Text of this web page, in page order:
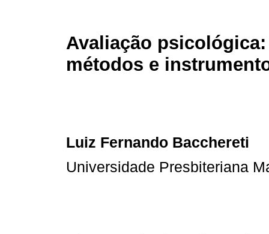
Avaliação
métodos e
Luiz Fernando Bacchereti
Universidade Presbiteriana